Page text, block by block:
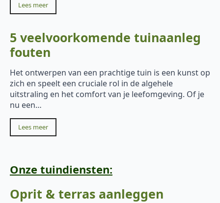
Lees meer
5 veelvoorkomende tuinaanleg
fouten
Het ontwerpen van een prachtige tuin is een kunst op
zich en speelt een cruciale rol in de algehele
uitstraling en het comfort van je leefomgeving. Of je
nu een…
Lees meer
Onze tuindiensten:
Oprit & terras aanleggen